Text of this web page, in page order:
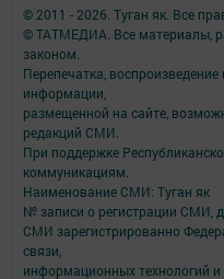
© 2011 - 2026. Туган як. Все
© ТАТМЕДИА. Все материалы,
законом.
Перепечатка,
информации,
размещенной на сайте,
редакций СМИ.
При поддержке
коммуникациям.
Наименование СМИ: Туган як
№ записи о регистрации СМИ,
СМИ зарегистрированно
связи,
информационных технологий